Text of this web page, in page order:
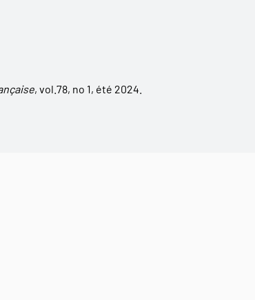
de Sioui en apporte une
, vol.78, no 1, été 2024